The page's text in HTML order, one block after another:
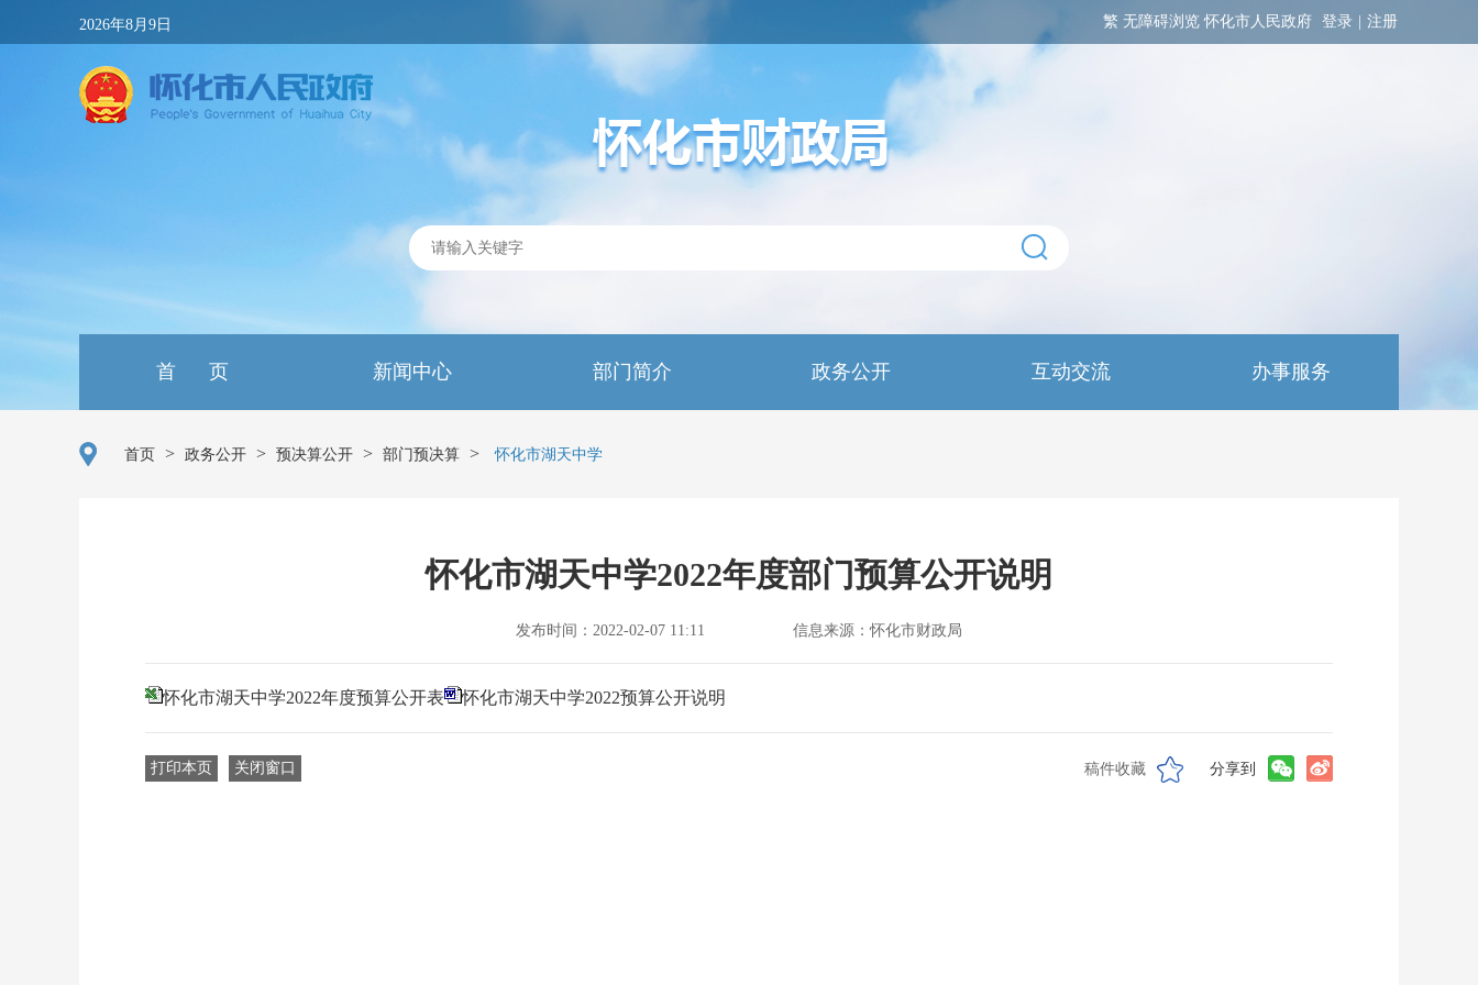
2026年8月9日 繁 无障碍浏览 怀化市人民政府 登录 注册
首 页 新闻中心 部门简介 政务公开 互动交流 办事服务
首页 > 政务公开 > 预决算公开 > 部门预决算 > 怀化市湖天中学
怀化市湖天中学2022年度部门预算公开说明
发布时间：2022-02-07 11:11 信息来源：怀化市财政局
怀化市湖天中学2022年度预算公开表 怀化市湖天中学2022预算公开说明
打印本页 关闭窗口 稿件收藏 分享到